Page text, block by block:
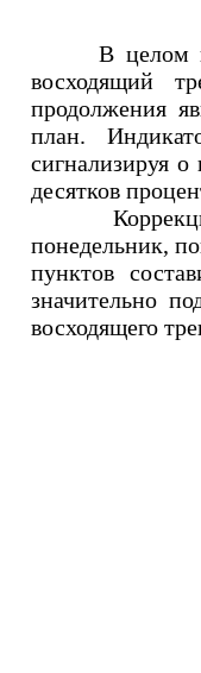
В целом по
восходящий
продолжения
план.
сигнализируя о
десятков
понедельник,
пунктов
значительно
восходящего